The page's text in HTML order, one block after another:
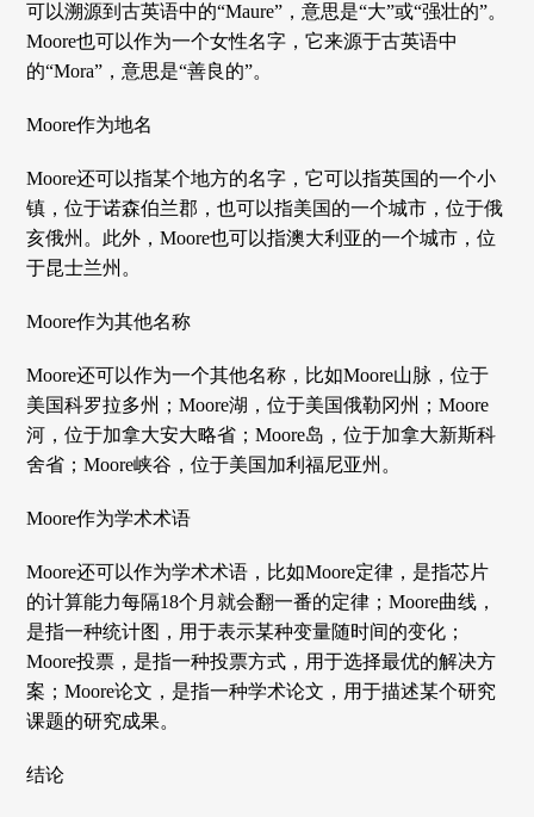
可以溯源到古英语中的“Maure”，意思是“大”或“强壮的”。
Moore也可以作为一个女性名字，它来源于古英语中
的“Mora”，意思是“善良的”。
Moore作为地名
Moore还可以指某个地方的名字，它可以指英国的一个小
镇，位于诺森伯兰郡，也可以指美国的一个城市，位于俄
亥俄州。此外，Moore也可以指澳大利亚的一个城市，位
于昆士兰州。
Moore作为其他名称
Moore还可以作为一个其他名称，比如Moore山脉，位于
美国科罗拉多州；Moore湖，位于美国俄勒冈州；Moore
河，位于加拿大安大略省；Moore岛，位于加拿大新斯科
舍省；Moore峡谷，位于美国加利福尼亚州。
Moore作为学术术语
Moore还可以作为学术术语，比如Moore定律，是指芯片
的计算能力每隔18个月就会翻一番的定律；Moore曲线，
是指一种统计图，用于表示某种变量随时间的变化；
Moore投票，是指一种投票方式，用于选择最优的解决方
案；Moore论文，是指一种学术论文，用于描述某个研究
课题的研究成果。
结论